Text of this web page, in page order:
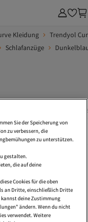
Kleidung
Trendyol
Schlafanzüge
Alles Sehen
Curve Blue
Legging Pyjama Sets
Still Nachtwäsche
Sie der Speicherung von
zu verbessern, die
zu unterstützen.
gestalten.
die auf deine
Cookies für die oben
an Dritte, einschließlich Dritte
kannst deine Zustimmung
ändern. Wenn du nicht
verwendet. Weitere